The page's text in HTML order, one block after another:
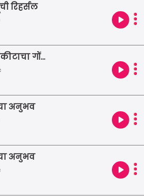
रिहर्सल
4 - हॉल तिकीटाचा गोंधळ
अनुभव
अनुभव